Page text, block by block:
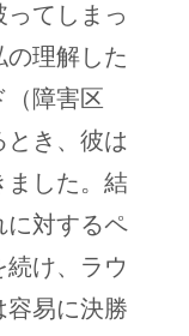
てしまっ
理解した
（障害区
き、彼は
ました。結
に対するペ
け、ラウ
容易に決勝